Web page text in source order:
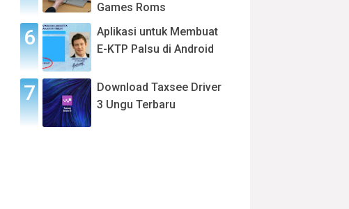
Games Roms
Aplikasi untuk Membuat
E-KTP Palsu di Android
Download Taxsee Driver
3 Ungu Terbaru